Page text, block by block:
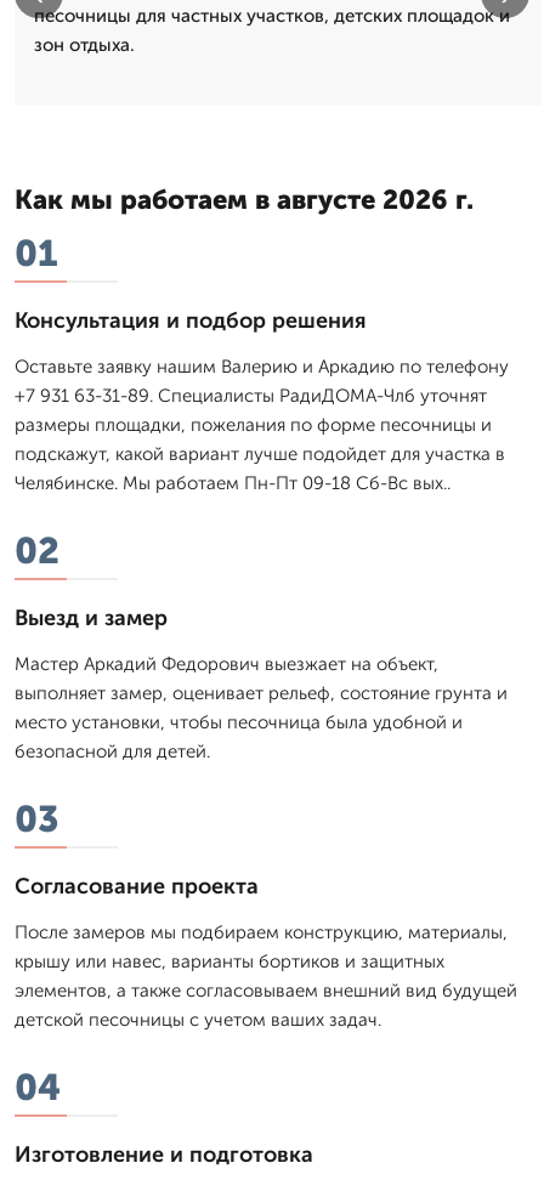
песочницы для частных участков, детских площадок и
зон отдыха.
Как мы работаем в августе 2026 г.
01
Консультация и подбор решения
Оставьте заявку нашим Валерию и Аркадию по телефону
+7 931 63-31-89. Специалисты РадиДОМА-Члб уточнят
размеры площадки, пожелания по форме песочницы и
подскажут, какой вариант лучше подойдет для участка в
Челябинске. Мы работаем Пн-Пт 09-18 Сб-Вс вых..
02
Выезд и замер
Мастер Аркадий Федорович выезжает на объект,
выполняет замер, оценивает рельеф, состояние грунта и
место установки, чтобы песочница была удобной и
безопасной для детей.
03
Согласование проекта
После замеров мы подбираем конструкцию, материалы,
крышу или навес, варианты бортиков и защитных
элементов, а также согласовываем внешний вид будущей
детской песочницы с учетом ваших задач.
04
Изготовление и подготовка